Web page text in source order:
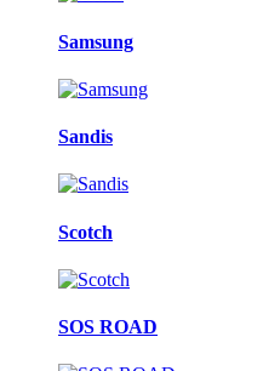
Samsung
Sandis
Scotch
SOS ROAD